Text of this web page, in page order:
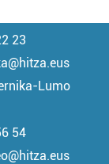
23
Lumo
54